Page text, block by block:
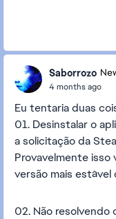
Saborrozo
4 months ago
Eu tentaria duas
01. Desinstalar o
a solicitação da
Provavelmente isso
versão mais estável
02. Não